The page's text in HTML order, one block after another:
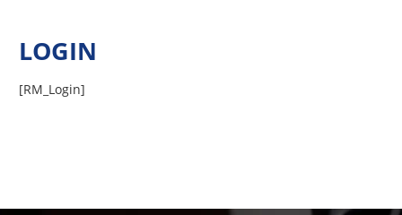
LOGIN
[RM_Login]